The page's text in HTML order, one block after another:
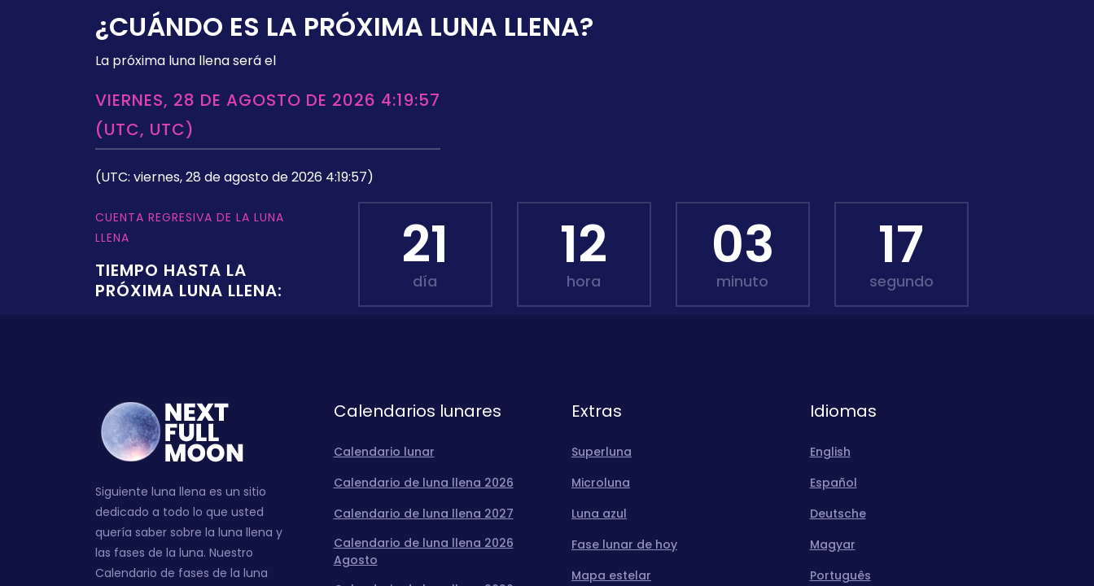
¿CUÁNDO ES LA PRÓXIMA LUNA LLENA?
La próxima luna llena será el
VIERNES, 28 DE AGOSTO DE 2026 4:19:57
(UTC, UTC)
(UTC: viernes, 28 de agosto de 2026 4:19:57)
CUENTA REGRESIVA DE LA LUNA
LLENA
TIEMPO HASTA LA
PRÓXIMA LUNA LLENA:
21
día
12
hora
03
minuto
16
segundo
Siguiente luna llena es un sitio
dedicado a todo lo que usted
quería saber sobre la luna llena y
las fases de la luna. Nuestro
Calendario de fases de la luna
Calendarios lunares
Calendario lunar
Calendario de luna llena 2026
Calendario de luna llena 2027
Calendario de luna llena 2026
Agosto
Extras
Superluna
Microluna
Luna azul
Fase lunar de hoy
Mapa estelar
Idiomas
English
Español
Deutsche
Magyar
Português